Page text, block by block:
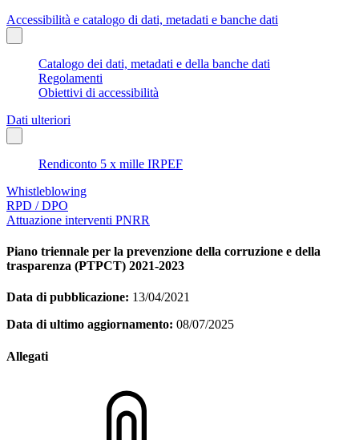
Accessibilità e catalogo di dati, metadati e banche dati
Catalogo dei dati, metadati e della banche dati
Regolamenti
Obiettivi di accessibilità
Dati ulteriori
Rendiconto 5 x mille IRPEF
Whistleblowing
RPD / DPO
Attuazione interventi PNRR
Piano triennale per la prevenzione della corruzione e della
trasparenza (PTPCT) 2021-2023
Data di pubblicazione: 13/04/2021
Data di ultimo aggiornamento: 08/07/2025
Allegati